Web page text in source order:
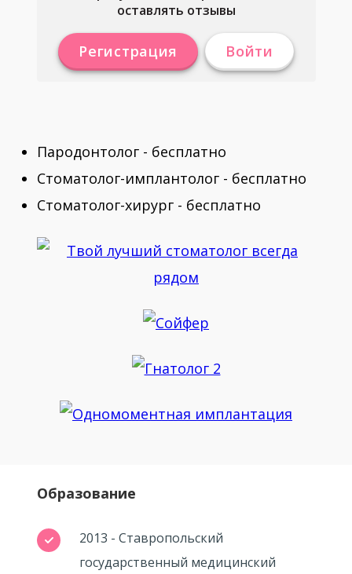
оставлять отзывы
Регистрация Войти
Пародонтолог - бесплатно
Стоматолог-имплантолог - бесплатно
Стоматолог-хирург - бесплатно
Образование
2013 - Ставропольский
государственный медицинский